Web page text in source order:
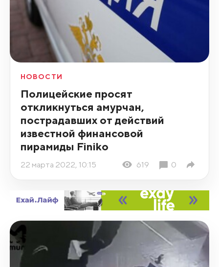
НОВОСТИ
Полицейские просят
откликнуться амурчан,
пострадавших от действий
известной финансовой
пирамиды Finiko
22 марта 2022, 10:15 619 0